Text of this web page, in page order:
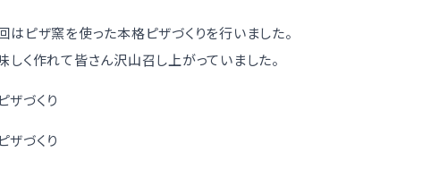
はピザ窯を使った本格ピザづくりを行いました。
しく作れて皆さん沢山召し上がっていました。